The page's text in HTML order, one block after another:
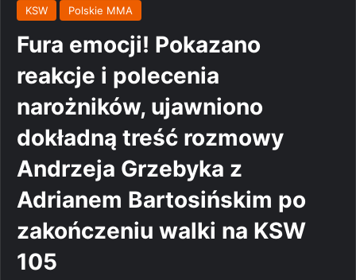
KSW Polskie MMA
Fura emocji! Pokazano
reakcje i polecenia
narożników, ujawniono
dokładną treść rozmowy
Andrzeja Grzebyka z
Adrianem Bartosińskim po
zakończeniu walki na KSW
105